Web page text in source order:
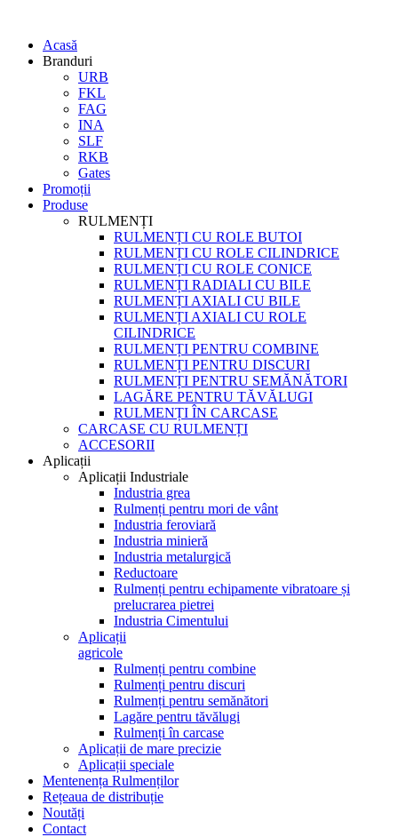
Acasă
Branduri
URB
FKL
FAG
INA
SLF
RKB
Gates
Promoții
Produse
RULMENȚI
RULMENȚI CU ROLE BUTOI
RULMENȚI CU ROLE CILINDRICE
RULMENȚI CU ROLE CONICE
RULMENȚI RADIALI CU BILE
RULMENȚI AXIALI CU BILE
RULMENȚI AXIALI CU ROLE
CILINDRICE
RULMENȚI PENTRU COMBINE
RULMENȚI PENTRU DISCURI
RULMENȚI PENTRU SEMĂNĂTORI
LAGĂRE PENTRU TĂVĂLUGI
RULMENȚI ÎN CARCASE
CARCASE CU RULMENȚI
ACCESORII
Aplicații
Aplicații Industriale
Industria grea
Rulmenți pentru mori de vânt
Industria feroviară
Industria minieră
Industria metalurgică
Reductoare
Rulmenți pentru echipamente vibratoare și
prelucrarea pietrei
Industria Cimentului
Aplicații
agricole
Rulmenți pentru combine
Rulmenți pentru discuri
Rulmenți pentru semănători
Lagăre pentru tăvălugi
Rulmenți în carcase
Aplicații de mare precizie
Aplicații speciale
Mentenența Rulmenților
Rețeaua de distribuție
Noutăți
Contact